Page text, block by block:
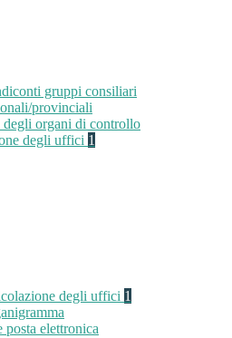
gruppi consiliari
provinciali
organi di controllo
degli uffici 1
degli uffici 1
posta elettronica